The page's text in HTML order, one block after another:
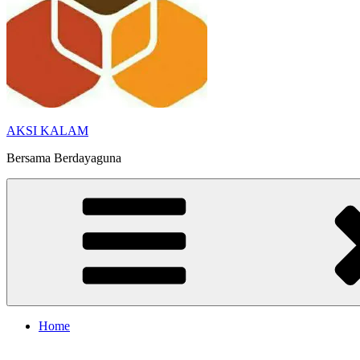
AKSI KALAM
Bersama Berdayaguna
Home